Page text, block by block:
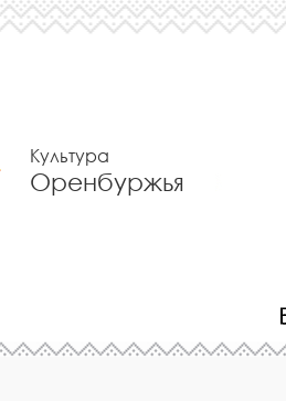
Культура
Оренбуржья